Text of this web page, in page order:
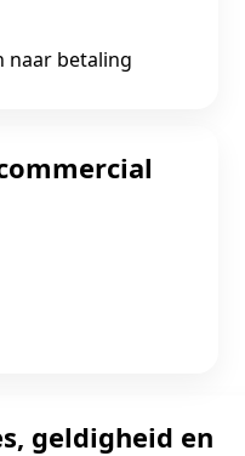
naar betaling
geldigheid en